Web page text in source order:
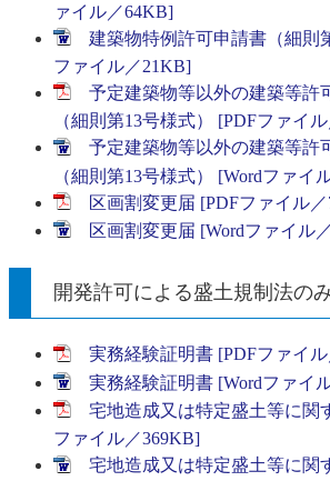
ァイル／64KB]
建築物特例許可申請書（細則
ファイル／21KB]
予定建築物等以外の建築等許
（細則第13号様式） [PDFファイ
予定建築物等以外の建築等許
（細則第13号様式） [Wordファイ
区画割変更届 [PDFファイル
区画割変更届 [Wordファイル
開発許可による盛土規制法の
実務経験証明書 [PDFファイ
実務経験証明書 [Wordファイ
宅地造成又は特定盛土等に関
ファイル／369KB]
宅地造成又は特定盛土等に関